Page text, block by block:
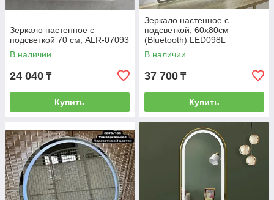
Зеркало настенное с
подсветкой 70 см, ALR-07093
В наличии
24 040 ₸
Купить
Зеркало настенное с
подсветкой, 60х80см
(Bluetooth) LED098L
В наличии
37 700 ₸
Купить